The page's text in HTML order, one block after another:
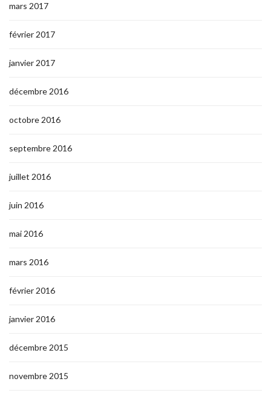
mars 2017
février 2017
janvier 2017
décembre 2016
octobre 2016
septembre 2016
juillet 2016
juin 2016
mai 2016
mars 2016
février 2016
janvier 2016
décembre 2015
novembre 2015